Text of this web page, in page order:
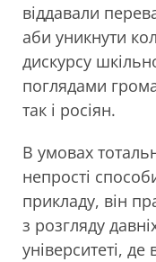
віддавали
аби уникнути
дискурсу
поглядами
так і росіян.
В умовах
непрості
прикладу, він
з розгляду
університеті,